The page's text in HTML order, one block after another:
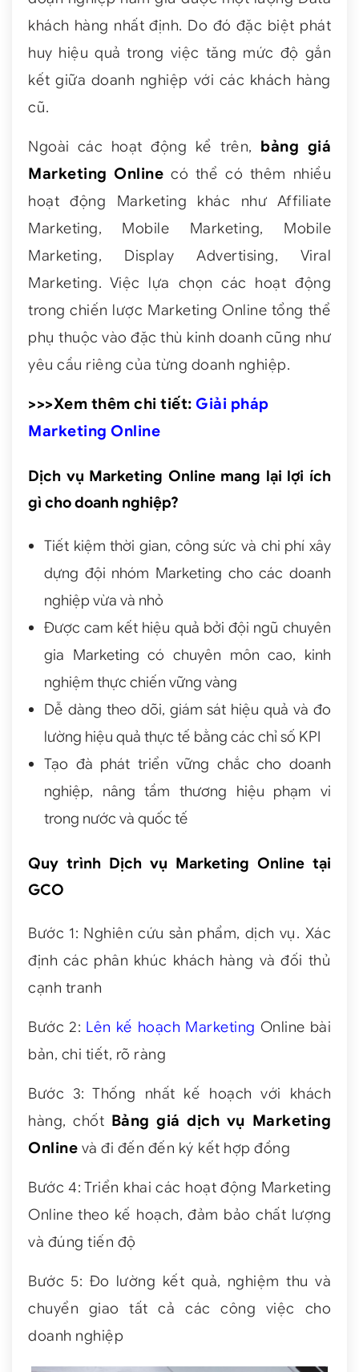
khách hàng nhất định. Do đó đặc biệt phát
huy hiệu quả trong việc tăng mức độ gắn
kết giữa doanh nghiệp với các khách hàng
cũ.
Ngoài các hoạt động kể trên, bảng giá
Marketing Online có thể có thêm nhiều
hoạt động Marketing khác như Affiliate
Marketing, Mobile Marketing, Mobile
Marketing, Display Advertising, Viral
Marketing. Việc lựa chọn các hoạt động
trong chiến lược Marketing Online tổng thể
phụ thuộc vào đặc thù kinh doanh cũng như
yêu cầu riêng của từng doanh nghiệp.
>>>Xem thêm chi tiết: Giải pháp
Marketing Online
Dịch vụ Marketing Online mang lại lợi ích
gì cho doanh nghiệp?
Tiết kiệm thời gian, công sức và chi phí xây
dựng đội nhóm Marketing cho các doanh
nghiệp vừa và nhỏ
Được cam kết hiệu quả bởi đội ngũ chuyên
gia Marketing có chuyên môn cao, kinh
nghiệm thực chiến vững vàng
Dễ dàng theo dõi, giám sát hiệu quả và đo
lường hiệu quả thực tế bằng các chỉ số KPI
Tạo đà phát triển vững chắc cho doanh
nghiệp, nâng tầm thương hiệu phạm vi
trong nước và quốc tế
Quy trình Dịch vụ Marketing Online tại
GCO
Bước 1: Nghiên cứu sản phẩm, dịch vụ. Xác
định các phân khúc khách hàng và đối thủ
cạnh tranh
Bước 2: Lên kế hoạch Marketing Online bài
bản, chi tiết, rõ ràng
Bước 3: Thống nhất kế hoạch với khách
hàng, chốt Bảng giá dịch vụ Marketing
Online và đi đến đến ký kết hợp đồng
Bước 4: Triển khai các hoạt động Marketing
Online theo kế hoạch, đảm bảo chất lượng
và đúng tiến độ
Bước 5: Đo lường kết quả, nghiệm thu và
chuyển giao tất cả các công việc cho
doanh nghiệp